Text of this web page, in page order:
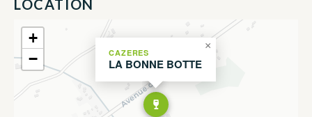
LOCATION
CAZERES
LA BONNE BOTTE
×
+
−